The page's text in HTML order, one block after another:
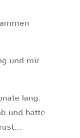
und mir
lang.
und hatte